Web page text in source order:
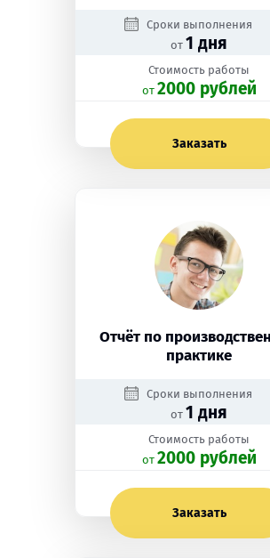
Сроки выполнения
от 1 дня
Стоимость работы
oт 2000 рублей
Заказать
Отчёт по
практике
Сроки выполнения
от 1 дня
Стоимость работы
oт 2000 рублей
Заказать